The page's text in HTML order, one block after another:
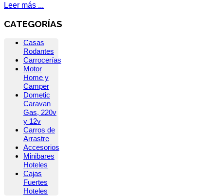
Leer más ...
CATEGORÍAS
Casas
Rodantes
Carrocerías
Motor
Home y
Camper
Dometic
Caravan
Gas, 220v
y 12v
Carros de
Arrastre
Accesorios
Minibares
Hoteles
Cajas
Fuertes
Hoteles